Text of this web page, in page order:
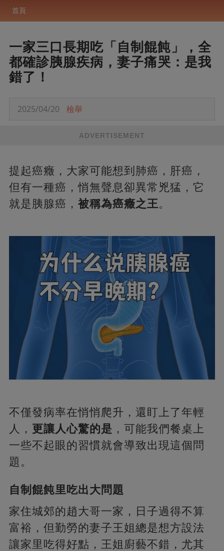
首頁
一家三口長期吃「自制餛飩」，全
都確診胰腺疾病，妻子痛哭：是我
錯了！
2025/04/20 檢舉
ADVERTISEMENT
提起癌癥，大家可能想到肺癌，肝癌，
但有一種癌，悄無聲息卻異常兇猛，它
就是胰腺癌， 被稱為癌癥之王。
不僅發病率在悄悄爬升，還盯上了年輕
人， 更讓人心驚的是 ，可能我們餐桌上
一些不起眼的習慣就會導致出現這個問
題。
自制餛飩里吃出大問題
家住城郊的趙大哥一家，日子過得不算
富裕，但勤勞的妻子王姐總是想方設法
讓家里吃得好點，王姐廚藝不錯，尤其